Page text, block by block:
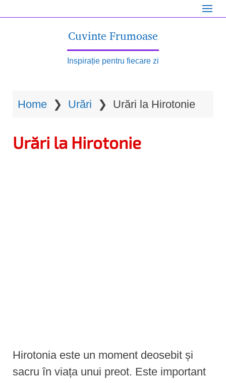
Cuvinte Frumoase
Inspirație pentru fiecare zi
Home ❯ Urări ❯ Urări la Hirotonie
Urări la Hirotonie
Hirotonia este un moment deosebit și
sacru în viața unui preot. Este important